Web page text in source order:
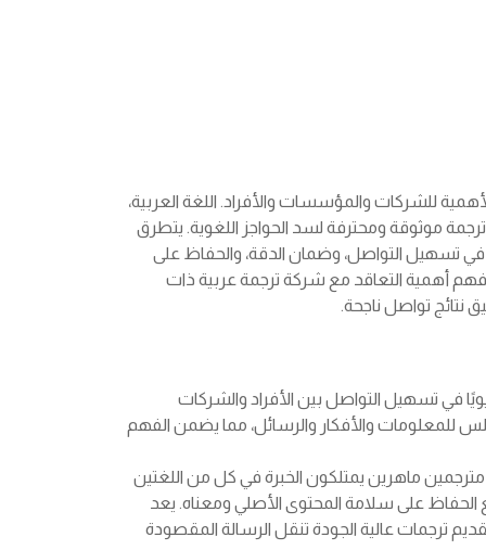
للشركات والمؤسسات والأفراد. اللغة العربية،
موثوقة ومحترفة لسد الحواجز اللغوية. يتطرق
تسهيل التواصل، وضمان الدقة، والحفاظ على
فهم أهمية التعاقد مع شركة ترجمة عربية ذات
نتائج تواصل ناجحة.
في تسهيل التواصل بين الأفراد والشركات
للمعلومات والأفكار والرسائل، مما يضمن الفهم
ماهرين يمتلكون الخبرة في كل من اللغتين
على سلامة المحتوى الأصلي ومعناه. يعد
ترجمات عالية الجودة تنقل الرسالة المقصودة